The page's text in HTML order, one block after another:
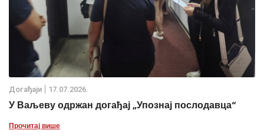
Дoгађаjи 17.07.2026.
У Ваљеву одржан догађај „Упознај послодавца“
Прочитај више